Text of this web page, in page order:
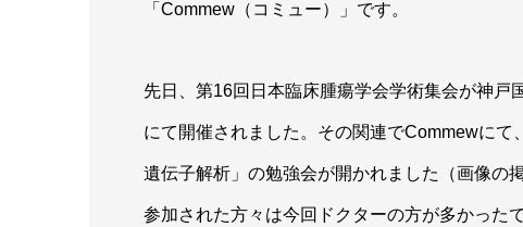
「Commew（コミュー）」です。
先日、第16回日本臨床腫瘍学会学術集会が神
にて開催されました。その関連でCommewに
遺伝子解析」の勉強会が開かれました（画像の
参加された方々は今回ドクターの方が多かった